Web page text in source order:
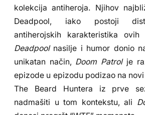
kolekcija antiheroja. Njihov
Deadpool, iako postoji
antiherojskih karakteristika
Deadpoolnasilje i humor donio
unikatan način, Doom Patrolje
epizode u epizodu podizao na
The Beard Huntera iz prve
nadmašiti u tom kontekstu, ali